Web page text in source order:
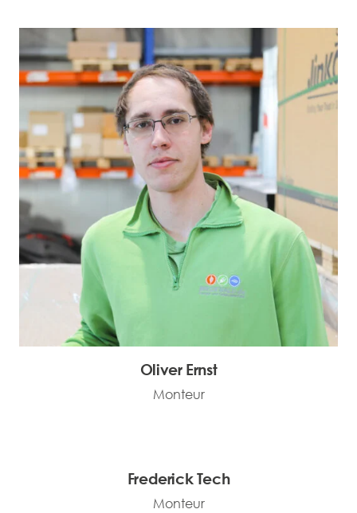
Oliver Ernst
Monteur
Frederick Tech
Monteur